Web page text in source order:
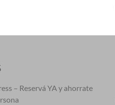
– Reservá YA y ahorrate